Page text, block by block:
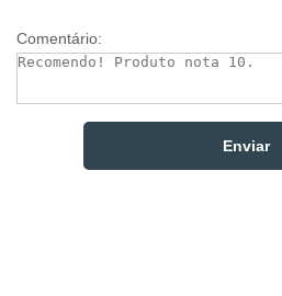
Comentário: